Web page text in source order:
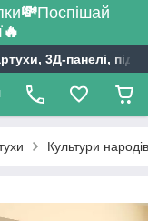
💸Поспішай
🔥
3Д-панелі,
Культури